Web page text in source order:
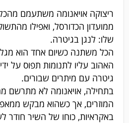
ריצוקה אויאנומה משתעמם
ממועדון הכדורסל, ואפילו
שלו: לנגן בגיטרה.
הכל משתנה כשיום אחד הוא
האהוב עליו לתנומות תפוס על
גיטרה עם מיתרים שבורים.
בתחילה, אויאנומה לא מתרשם
המוזרים, אך כשהוא מבקש
באקראיות, כוחו של השיר חודר